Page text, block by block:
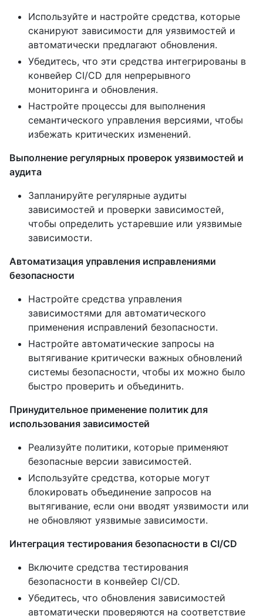
Используйте и настройте средства, которые
сканируют зависимости для уязвимостей и
автоматически предлагают обновления.
Убедитесь, что эти средства интегрированы в
конвейер CI/CD для непрерывного
мониторинга и обновления.
Настройте процессы для выполнения
семантического управления версиями, чтобы
избежать критических изменений.
Выполнение регулярных проверок уязвимостей и
аудита
Запланируйте регулярные аудиты
зависимостей и проверки зависимостей,
чтобы определить устаревшие или уязвимые
зависимости.
Автоматизация управления исправлениями
безопасности
Настройте средства управления
зависимостями для автоматического
применения исправлений безопасности.
Настройте автоматические запросы на
вытягивание критически важных обновлений
системы безопасности, чтобы их можно было
быстро проверить и объединить.
Принудительное применение политик для
использования зависимостей
Реализуйте политики, которые применяют
безопасные версии зависимостей.
Используйте средства, которые могут
блокировать объединение запросов на
вытягивание, если они вводят уязвимости или
не обновляют уязвимые зависимости.
Интеграция тестирования безопасности в CI/CD
Включите средства тестирования
безопасности в конвейер CI/CD.
Убедитесь, что обновления зависимостей
автоматически проверяются на соответствие